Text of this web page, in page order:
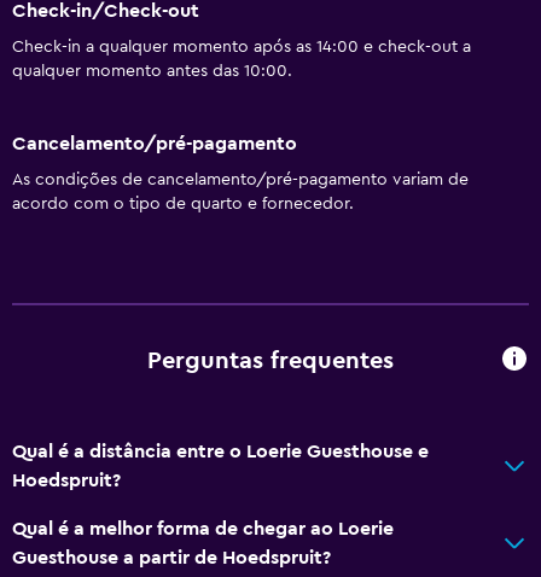
Extintor de incêndio
Artigos de higiene grátis
Ar-condicionado
Cesto de lixo
Animais permitidos com pedido prévio. Podem ser
Não fumante
Área para fumantes
Check-in/Check-out
Check-in a qualquer momento após as 14:00 e check-out a
qualquer momento antes das 10:00.
Cancelamento/pré-pagamento
As condições de cancelamento/pré-pagamento variam de
acordo com o tipo de quarto e fornecedor.
Perguntas frequentes
Qual é a distância entre o Loerie Guesthouse e
Hoedspruit?
Qual é a melhor forma de chegar ao Loerie
Guesthouse a partir de Hoedspruit?